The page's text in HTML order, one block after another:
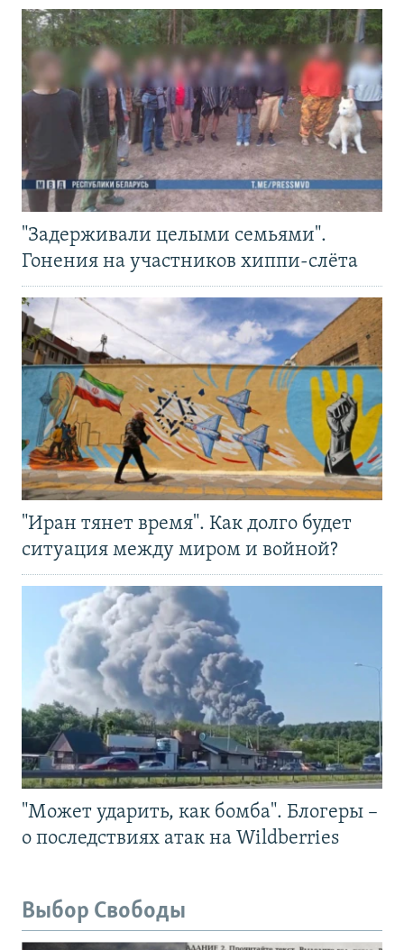
"Задерживали целыми семьями".
Гонения на участников хиппи-слёта
"Иран тянет время". Как долго будет
ситуация между миром и войной?
"Может ударить, как бомба". Блогеры –
о последствиях атак на Wildberries
Выбор Свободы